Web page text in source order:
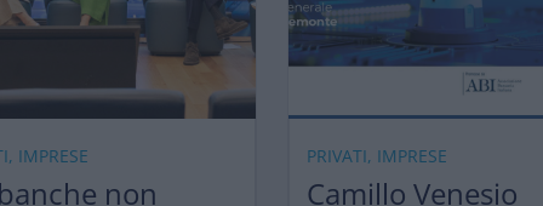
IMPRESE
non
PRIVATI, IMPRESE
Camillo Venesio